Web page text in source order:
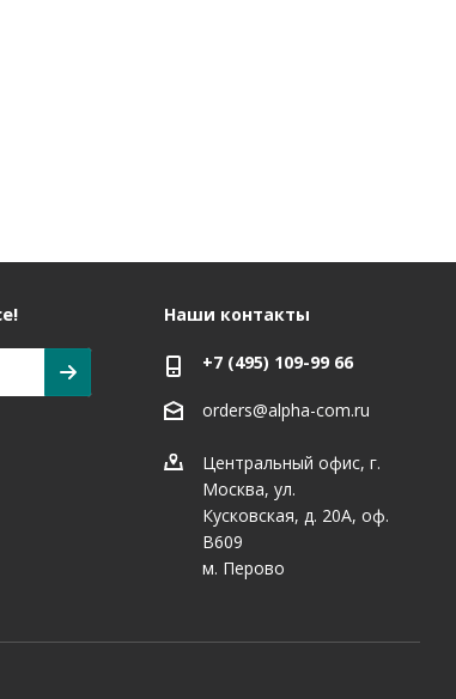
Наши контакты
+7 (495) 109-99 66
orders@alpha-com.ru
Центральный офис, г.
Москва, ул.
Кусковская, д. 20А, оф.
В609
м. Перово